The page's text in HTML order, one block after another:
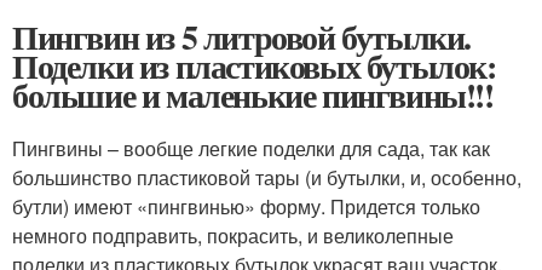
Пингвин из 5 литровой бутылки.
Поделки из пластиковых бутылок:
большие и маленькие пингвины!!!
Пингвины – вообще легкие поделки для сада, так как
большинство пластиковой тары (и бутылки, и, особенно,
бутли) имеют «пингвинью» форму. Придется только
немного подправить, покрасить, и великолепные